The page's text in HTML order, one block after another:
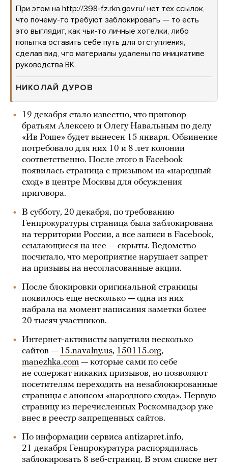
При этом на http://398-fz.rkn.gov.ru/ нет тех ссылок,
что почему-то требуют заблокировать — то есть
это выглядит, как чьи-то личные хотелки, либо
попытка оставить себе путь для отступления,
сделав вид, что материалы удалены по инициативе
руководства ВК.
НИКОЛАЙ ДУРОВ
19 декабря стало известно, что приговор
братьям Алексею и Олегу Навальным по делу
«Ив Роше» будет вынесен 15 января. Обвинение
потребовало для них 10 и 8 лет колонии
соответственно. После этого в Facebook
появилась страница с призывом на «народный
сход» в центре Москвы для обсуждения
приговора.
В субботу, 20 декабря, по требованию
Генпрокуратуры страница была заблокирована
на территории России, а все записи в Facebook,
ссылающиеся на нее — скрыты. Ведомство
посчитало, что мероприятие нарушает запрет
на призывы на несогласованные акции.
После блокировки оригинальной страницы
появилось еще несколько — одна из них
набрала на момент написания заметки более
20 тысяч участников.
Интернет-активисты запустили несколько
сайтов — 15.navalny.us, 150115.org,
manezhka.com — которые сами по себе
не содержат никаких призывов, но позволяют
посетителям переходить на незаблокированные
страницы с анонсом «народного схода». Первую
страницу из перечисленных Роскомнадзор уже
внес в реестр запрещенных сайтов.
По информации сервиса antizapret.info,
21 декабря Генпрокуратура распорядилась
заблокировать 8 веб-страниц. В этом списке нет